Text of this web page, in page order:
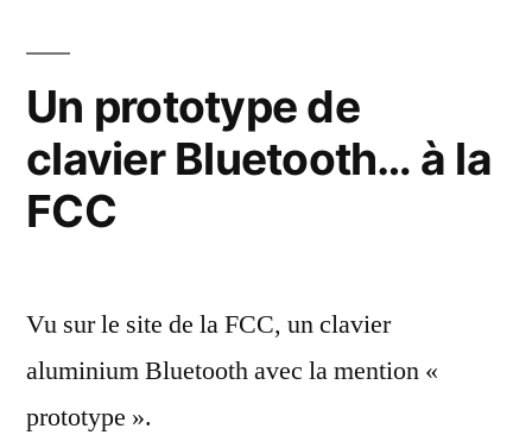
mais
il
solutions »
vieux
claviers
Bluetooth
a
solutions
Un prototype de
clavier Bluetooth… à la
FCC
Vu sur le site de la FCC, un clavier
aluminium Bluetooth avec la mention «
prototype ».